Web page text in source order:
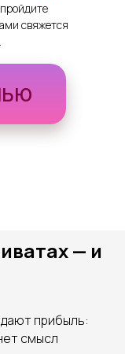
свяжется
— и
прибыль:
смысл